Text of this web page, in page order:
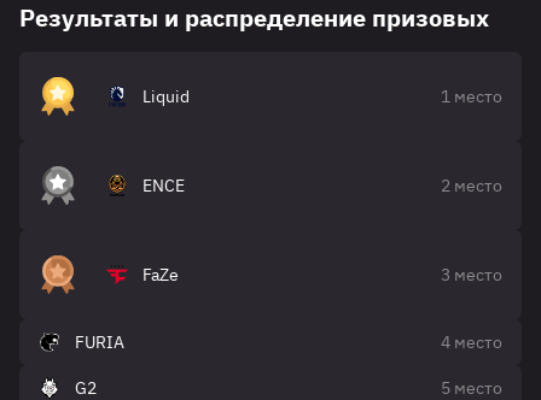
Результаты и распределение призовых
Liquid 1 место
ENCE 2 место
FaZe 3 место
FURIA 4 место
G2 5 место